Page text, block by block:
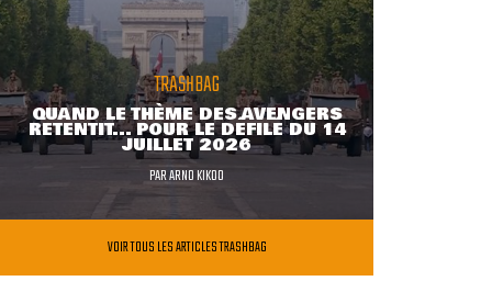
TRASHBAG
QUAND LE THÈME DES AVENGERS
RETENTIT... POUR LE DÉFILÉ DU 14
JUILLET 2026
PARARNO KIKOO
VOIR TOUS LES ARTICLES TRASHBAG